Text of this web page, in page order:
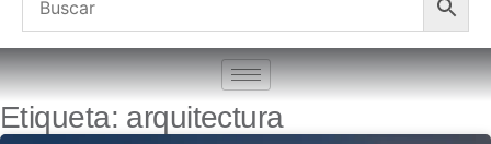
Etiqueta: arquitectura